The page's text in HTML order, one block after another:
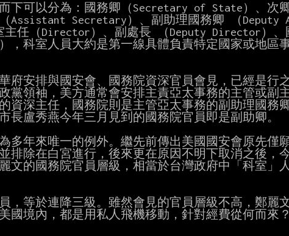
下可以分為：國務卿（Secretary of State）、次
Assistant Secretary）、副助理國務卿 （Deputy
任（Director）、副處長 （Deputy Director）、
科室人員大約是第一線具體負責特定國家或地區
府安排與國安會、國務院資深官員會見，已經是行
黨領袖，美方通常會安排主責亞太事務的主管或副
資深主任，國務院則是主管亞太事務的副助理國務
長盧秀燕今年三月見到的國務院官員即是副助卿。
多年來唯一的例外。繼先前傳出美國國安會原先僅
排除在白宮進行，後來更在原因不明下取消之後，
文的國務院官員層級，相當於台灣政府中「科室」
，等於連降三級。雖然會見的官員層級不高，鄭麗
國境內，都是用私人飛機移動，針對經費從何而來